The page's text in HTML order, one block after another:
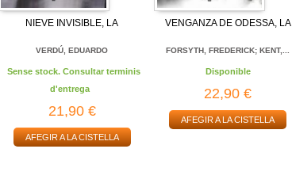
NIEVE INVISIBLE, LA
VERDÚ, EDUARDO
Sense stock. Consultar terminis
d'entrega
21,90 €
AFEGIR A LA CISTELLA
VENGANZA DE ODESSA, LA
FORSYTH, FREDERICK; KENT,...
Disponible
22,90 €
AFEGIR A LA CISTELLA